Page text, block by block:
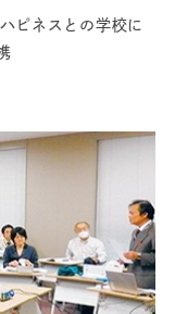
ピネスとの学校に